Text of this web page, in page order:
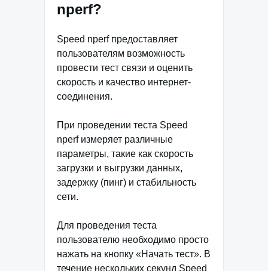
nperf?
Speed nperf предоставляет
пользователям возможность
провести тест связи и оценить
скорость и качество интернет-
соединения.
При проведении теста Speed
nperf измеряет различные
параметры, такие как скорость
загрузки и выгрузки данных,
задержку (пинг) и стабильность
сети.
Для проведения теста
пользователю необходимо просто
нажать на кнопку «Начать тест». В
течение нескольких секунд Speed